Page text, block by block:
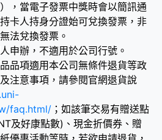
，當電子發票中獎時會以簡訊通
卡人持身分證始可兌換發票，非
法兌換發票。
申辦，不適用於公司行號。
品項適用本公司無條件退貨等政
注意事項，請參閱官網退貨說
faq.html/ ；如該筆交易有贈送點
及好康點數)、現金折價券、贈